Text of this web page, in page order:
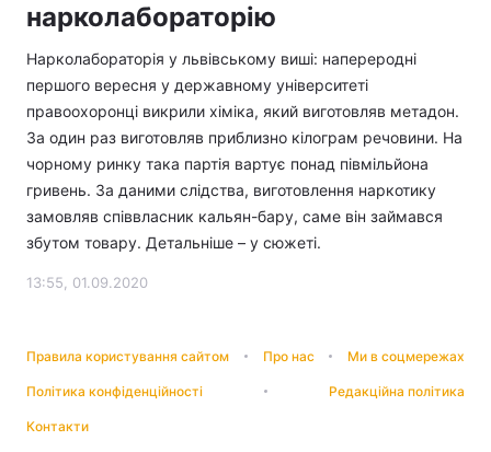
нарколабораторію
Нарколабораторія у львівському виші: напереродні
першого вересня у державному університеті
правоохоронці викрили хіміка, який виготовляв метадон.
За один раз виготовляв приблизно кілограм речовини. На
чорному ринку така партія вартує понад півмільйона
гривень. За даними слідства, виготовлення наркотику
замовляв співвласник кальян-бару, саме він займався
збутом товару. Детальніше – у сюжеті.
13:55, 01.09.2020
Правила користування сайтом Про нас Ми в соцмережах
Політика конфіденційності Редакційна політика
Контакти